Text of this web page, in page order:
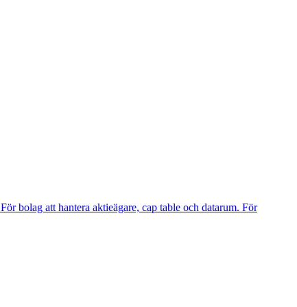
För bolag att hantera aktieägare, cap table och datarum. För